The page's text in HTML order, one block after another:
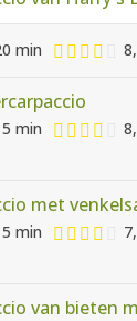
min
min
met
min
van bieten